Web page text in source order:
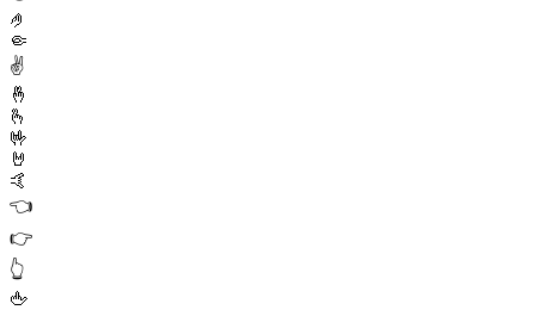
🤌
🤏
✌️
🤞
🫰
🤟
🤘
🤙
👈
👉
👆
🖕